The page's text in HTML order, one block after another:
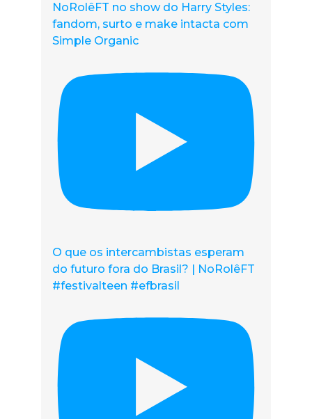
NoRolêFT no show do Harry Styles:
fandom, surto e make intacta com
Simple Organic
O que os intercambistas esperam
do futuro fora do Brasil? | NoRolêFT
#festivalteen #efbrasil